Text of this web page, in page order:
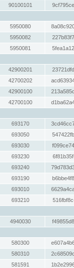
90100101
5950080
5950082
5950081
42900201
42700202
42900100
42700100
693170
693050
693030
693230
693240
693190
693010
693210
4940030
580300
580310
581591